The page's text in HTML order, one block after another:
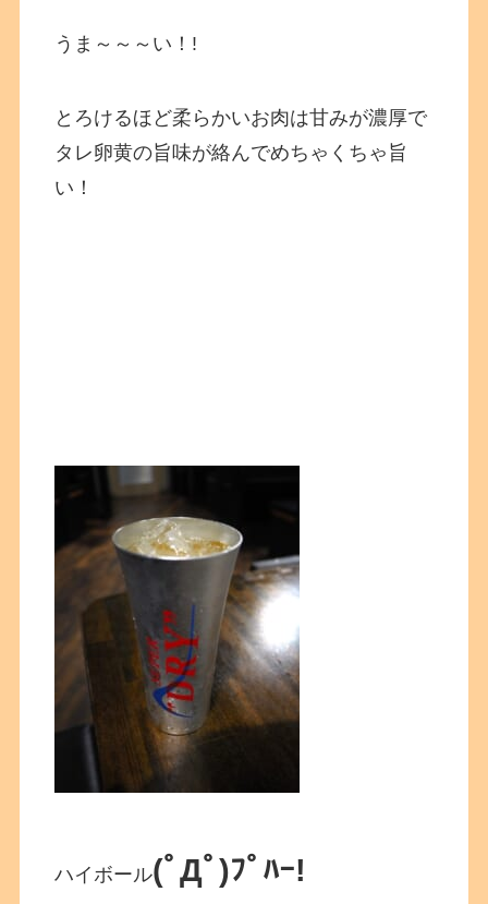
うま～～～い！!
とろけるほど柔らかいお肉は甘みが濃厚で
タレ卵黄の旨味が絡んでめちゃくちゃ旨
い！
ハイボール(ﾟДﾟ)ﾌﾟﾊｰ!